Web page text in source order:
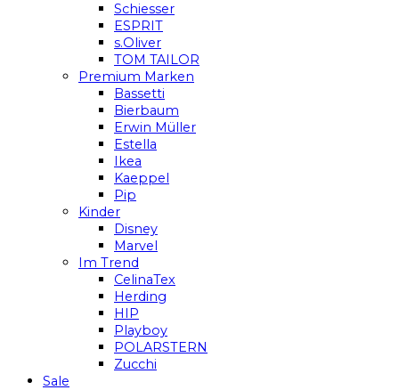
Schiesser
ESPRIT
s.Oliver
TOM TAILOR
Premium Marken
Bassetti
Bierbaum
Erwin Müller
Estella
Ikea
Kaeppel
Pip
Kinder
Disney
Marvel
Im Trend
CelinaTex
Herding
HIP
Playboy
POLARSTERN
Zucchi
Sale